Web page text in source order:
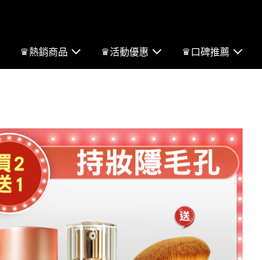
♛熱銷商品 ♛活動優惠 ♛口碑推薦